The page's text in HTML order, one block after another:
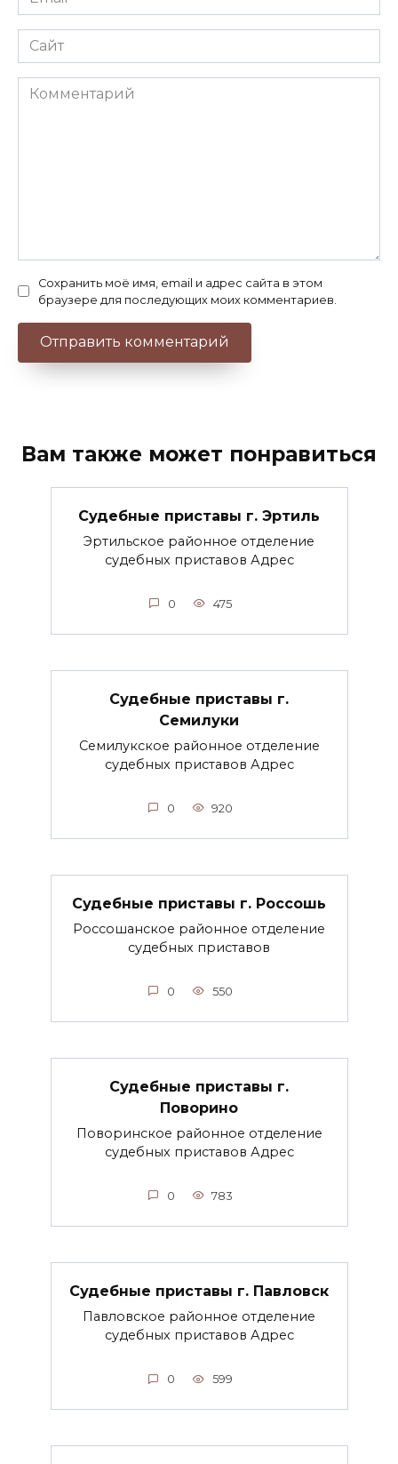
*
Сайт
Комментарий
Сохранить моё имя, email и адрес сайта в этом
браузере для последующих моих комментариев.
Вам также может понравиться
Судебные приставы г. Эртиль
Эртильское районное отделение
судебных приставов Адрес
0 475
Судебные приставы г.
Семилуки
Семилукское районное отделение
судебных приставов Адрес
0 920
Судебные приставы г. Россошь
Россошанское районное отделение
судебных приставов
0 550
Судебные приставы г.
Поворино
Поворинское районное отделение
судебных приставов Адрес
0 783
Судебные приставы г. Павловск
Павловское районное отделение
судебных приставов Адрес
0 599